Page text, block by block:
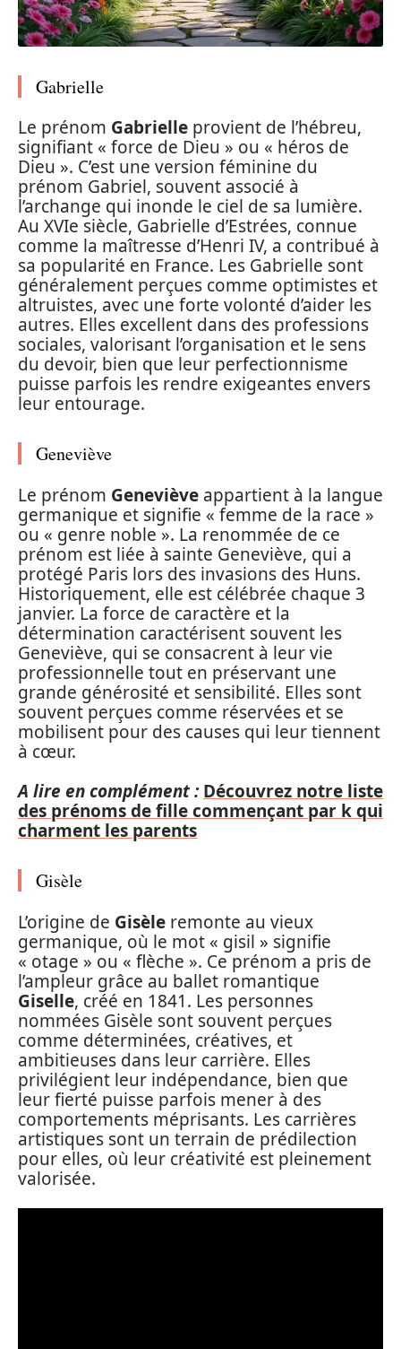
Gabrielle
Le prénom Gabrielle provient de l’hébreu,
signifiant « force de Dieu » ou « héros de
Dieu ». C’est une version féminine du
prénom Gabriel, souvent associé à
l’archange qui inonde le ciel de sa lumière.
Au XVIe siècle, Gabrielle d’Estrées, connue
comme la maîtresse d’Henri IV, a contribué à
sa popularité en France. Les Gabrielle sont
généralement perçues comme optimistes et
altruistes, avec une forte volonté d’aider les
autres. Elles excellent dans des professions
sociales, valorisant l’organisation et le sens
du devoir, bien que leur perfectionnisme
puisse parfois les rendre exigeantes envers
leur entourage.
Geneviève
Le prénom Geneviève appartient à la langue
germanique et signifie « femme de la race »
ou « genre noble ». La renommée de ce
prénom est liée à sainte Geneviève, qui a
protégé Paris lors des invasions des Huns.
Historiquement, elle est célébrée chaque 3
janvier. La force de caractère et la
détermination caractérisent souvent les
Geneviève, qui se consacrent à leur vie
professionnelle tout en préservant une
grande générosité et sensibilité. Elles sont
souvent perçues comme réservées et se
mobilisent pour des causes qui leur tiennent
à cœur.
A lire en complément : Découvrez notre liste
des prénoms de fille commençant par k qui
charment les parents
Gisèle
L’origine de Gisèle remonte au vieux
germanique, où le mot « gisil » signifie
« otage » ou « flèche ». Ce prénom a pris de
l’ampleur grâce au ballet romantique
Giselle, créé en 1841. Les personnes
nommées Gisèle sont souvent perçues
comme déterminées, créatives, et
ambitieuses dans leur carrière. Elles
privilégient leur indépendance, bien que
leur fierté puisse parfois mener à des
comportements méprisants. Les carrières
artistiques sont un terrain de prédilection
pour elles, où leur créativité est pleinement
valorisée.